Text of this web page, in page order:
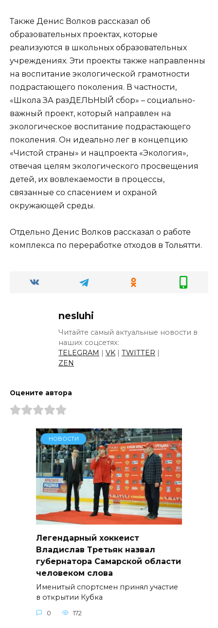
Также Денис Волков рассказал об
образовательных проектах, которые
реализуются в школьных образовательных
учреждениях. Эти проекты также направленны
на воспитание экологической грамотности
подрастающего поколения. В частности,
«Школа ЗА разДЕЛЬНЫЙ сбор» – социально-
важный проект, который направлен на
экологическое воспитание подрастающего
поколения. Он идеально лег в концепцию
«Чистой страны» и нацпроекта «Экология»,
отвечая целям экологического просвещения
детей, их вовлекаемости в процессы,
связанные со спасением и охраной
окружающей среды.
Отдельно Денис Волков рассказал о работе
комплекса по переработке отходов в Тольятти.
nesluhi
Читайте самый актуальные новости в
наших соцсетях:
TELEGRAM | VK | TWITTER |
ZEN
Оцените автора
НОВОСТИ
Легендарный хоккеист
Владислав Третьяк назвал
губернатора Самарской области
человеком слова
Именитый спортсмен принял участие
в открытии Кубка
0 172